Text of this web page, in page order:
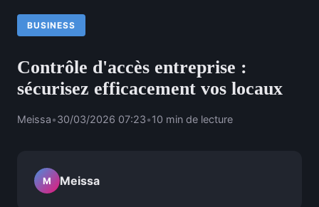
BUSINESS
Contrôle d'accès entreprise :
sécurisez efficacement vos locaux
Meissa•30/03/2026 07:23•10 min de lecture
M Meissa